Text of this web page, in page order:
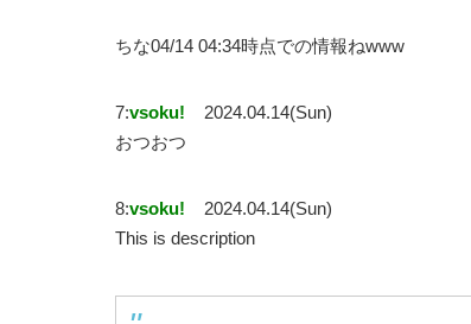
ちな04/14 04:34時点での情報ねwww
7:vsoku!
2024.04.14(Sun)
おつおつ
8:vsoku!
2024.04.14(Sun)
This is description